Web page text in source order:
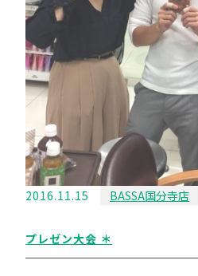
2016.11.15 BASSA国分寺店
プレゼン大会 ＊